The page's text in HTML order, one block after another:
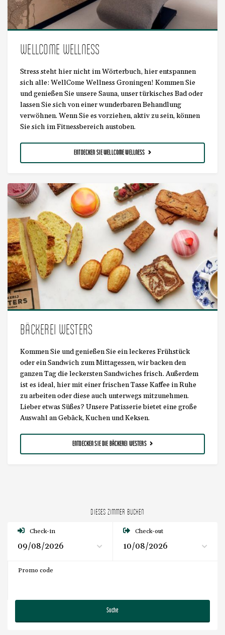
WELLCOME WELLNESS
Stress steht hier nicht im Wörterbuch, hier entspannen
sich alle: WellCome Wellness Groningen! Kommen Sie
und genießen Sie unsere Sauna, unser türkisches Bad oder
lassen Sie sich von einer wunderbaren Behandlung
verwöhnen. Wenn Sie es vorziehen, aktiv zu sein, können
Sie sich im Fitnessbereich austoben.
ENTDECKEN SIE WELLCOME WELLNESS
BÄCKEREI WESTERS
Kommen Sie und genießen Sie ein leckeres Frühstück
oder ein Sandwich zum Mittagessen, wir backen den
ganzen Tag die leckersten Sandwiches frisch. Außerdem
ist es ideal, hier mit einer frischen Tasse Kaffee in Ruhe
zu arbeiten oder diese auch unterwegs mitzunehmen.
Lieber etwas Süßes? Unsere Patisserie bietet eine große
Auswahl an Gebäck, Kuchen und Keksen.
ENTDECKEN SIE DIE BÄCKEREI WESTERS
DIESES ZIMMER BUCHEN
Check-in Check-out
Promo code
Suche